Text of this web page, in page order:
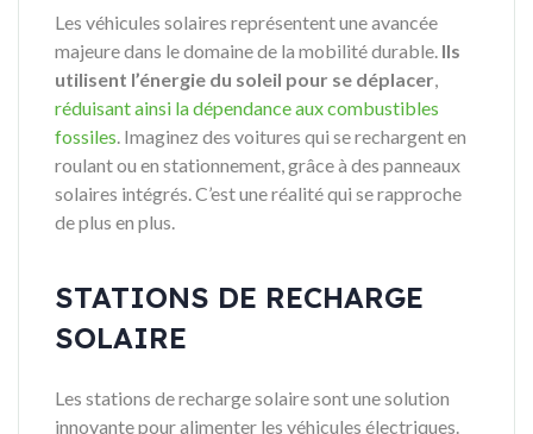
Les véhicules solaires représentent une avancée
majeure dans le domaine de la mobilité durable. Ils
utilisent l’énergie du soleil pour se déplacer,
réduisant ainsi la dépendance aux combustibles
fossiles. Imaginez des voitures qui se rechargent en
roulant ou en stationnement, grâce à des panneaux
solaires intégrés. C’est une réalité qui se rapproche
de plus en plus.
STATIONS DE RECHARGE
SOLAIRE
Les stations de recharge solaire sont une solution
innovante pour alimenter les véhicules électriques.